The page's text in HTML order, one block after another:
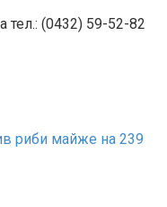
тел.: (0432) 59-52-82
риби майже на 239